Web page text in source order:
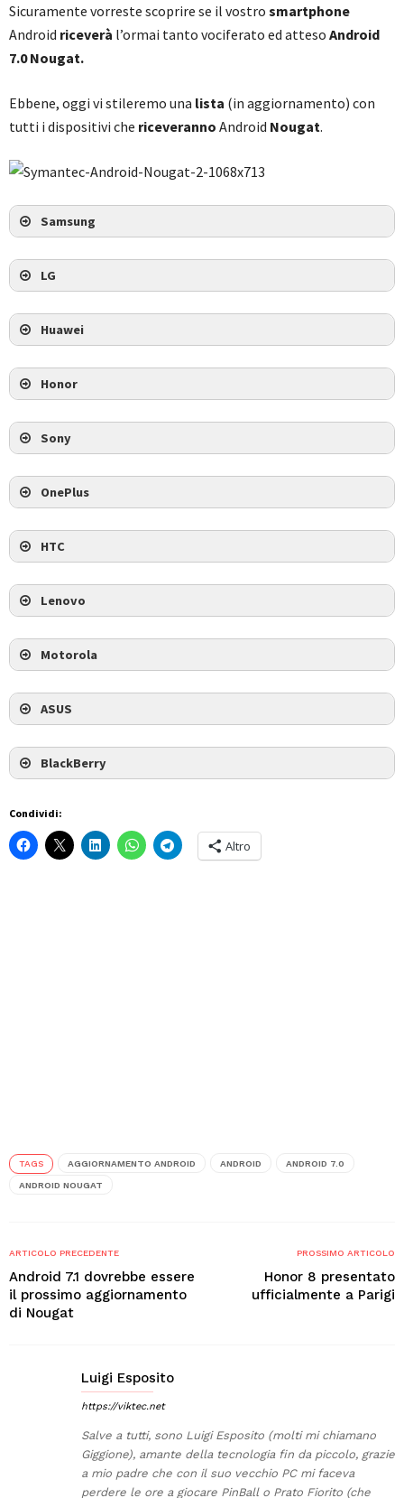
Sicuramente vorreste scoprire se il vostro smartphone
Android riceverà l’ormai tanto vociferato ed atteso Android
7.0 Nougat.
Ebbene, oggi vi stileremo una lista (in aggiornamento) con
tutti i dispositivi che riceveranno Android Nougat.
Samsung
LG
Huawei
Honor
Sony
OnePlus
HTC
Lenovo
Motorola
ASUS
BlackBerry
Condividi:
Altro
TAGS AGGIORNAMENTO ANDROID ANDROID ANDROID 7.0
ANDROID NOUGAT
ARTICOLO PRECEDENTE
Android 7.1 dovrebbe essere
il prossimo aggiornamento
di Nougat
PROSSIMO ARTICOLO
Honor 8 presentato
ufficialmente a Parigi
Luigi Esposito
https://viktec.net
Salve a tutti, sono Luigi Esposito (molti mi chiamano
Giggione), amante della tecnologia fin da piccolo, grazie
a mio padre che con il suo vecchio PC mi faceva
perdere le ore a giocare PinBall o Prato Fiorito (che